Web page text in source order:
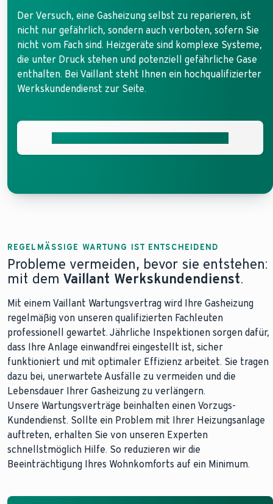
Der Versuch, eine Gasheizung selbst zu reparieren, ist
nicht nur gefährlich, sondern auch verboten, sofern Sie
nicht vom Fach sind. Heizgeräte sind komplexe Systeme,
die unter Druck stehen und potenziell gefährliche Gase
enthalten. Bei Vaillant steht Ihnen ein hochqualifizierter
Werkskundendienst zur Seite.
REGELMÄSSIGE WARTUNG IST ENTSCHEIDEND
Probleme vermeiden, bevor sie entstehen:
mit dem Vaillant Werkskundendienst.
Mit einem Vaillant Wartungsvertrag wird Ihre Gasheizung
regelmäßig von unseren qualifizierten Fachleuten
professionell gewartet. Jährliche Inspektionen sorgen dafür,
dass Ihre Anlage einwandfrei eingestellt ist, sicher
funktioniert und mit optimaler Effizienz arbeitet. Sie tragen
dazu bei, unerwartete Ausfälle zu vermeiden und die
Lebensdauer Ihrer Gasheizung zu verlängern.
Unsere Wartungsverträge beinhalten einen Vorzugs-
Kundendienst. Sollte ein Problem mit Ihrer Heizungsanlage
auftreten, erhalten Sie von unseren Experten
schnellstmöglich Hilfe. So reduzieren wir die
Beeinträchtigung Ihres Wohnkomforts auf ein Minimum.